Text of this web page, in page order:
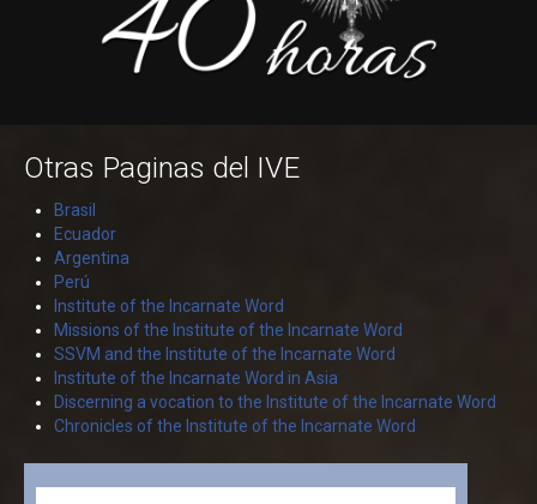
Otras Paginas del IVE
Brasil
Ecuador
Argentina
Perú
Institute of the Incarnate Word
Missions of the Institute of the Incarnate Word
SSVM and the Institute of the Incarnate Word
Institute of the Incarnate Word in Asia
Discerning a vocation to the Institute of the Incarnate Word
Chronicles of the Institute of the Incarnate Word